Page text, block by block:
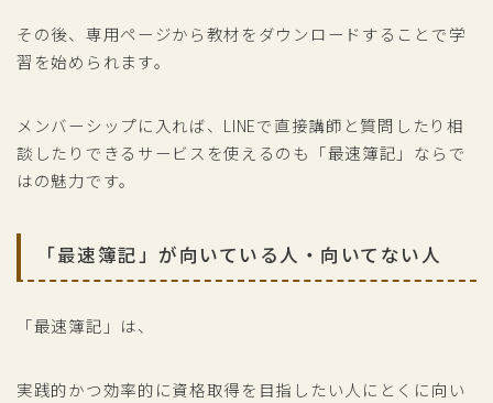
その後、専用ページから教材をダウンロードすることで学
習を始められます。
メンバーシップに入れば、LINEで直接講師と質問したり相
談したりできるサービスを使えるのも「最速簿記」ならで
はの魅力です。
「最速簿記」が向いている人・向いてない人
「最速簿記」は、
実践的かつ効率的に資格取得を目指したい人にとくに向い